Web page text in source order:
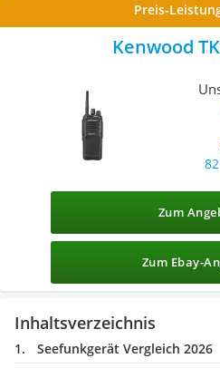
Preis-
Kenwood
Zum
Zum Ebay-
Inhaltsverzeichnis
Seefunkgerät Vergleich 2026